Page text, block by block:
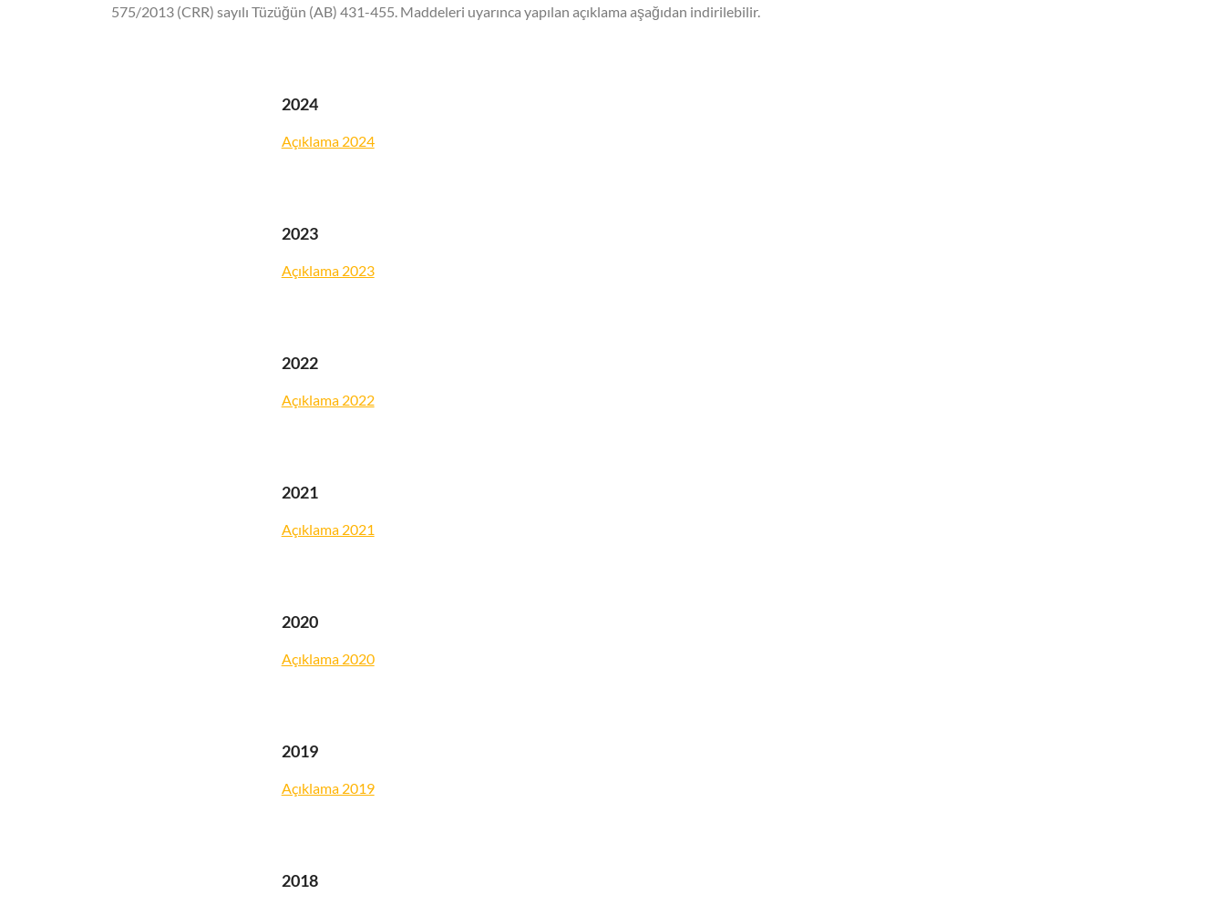
575/2013 (CRR) sayılı Tüzüğün (AB) 431-455. Maddeleri uyarınca yapılan açıklama aşağıdan indirilebilir.
2024
Açıklama 2024
2023
Açıklama 2023
2022
Açıklama 2022
2021
Açıklama 2021
2020
Açıklama 2020
2019
Açıklama 2019
2018